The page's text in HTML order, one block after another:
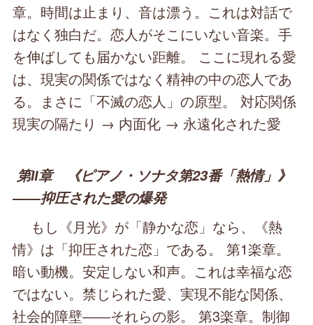
章。時間は止まり、音は漂う。これは対話で
はなく独白だ。恋人がそこにいない音楽。手
を伸ばしても届かない距離。 ここに現れる愛
は、現実の関係ではなく精神の中の恋人であ
る。まさに「不滅の恋人」の原型。 対応関係
現実の隔たり → 内面化 → 永遠化された愛
第Ⅱ章 《ピアノ・ソナタ第23番「熱情」》
――抑圧された愛の爆発
もし《月光》が「静かな恋」なら、《熱
情》は「抑圧された恋」である。 第1楽章。
暗い動機。安定しない和声。これは幸福な恋
ではない。禁じられた愛、実現不能な関係、
社会的障壁――それらの影。 第3楽章。制御